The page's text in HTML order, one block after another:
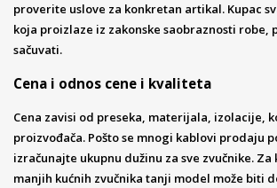
proverite uslove za konkretan artikal. Kupac
koja proizlaze iz zakonske saobraznosti robe,
sačuvati.
Cena i odnos cene i kvaliteta
Cena zavisi od preseka, materijala, izolacije,
proizvođača. Pošto se mnogi kablovi prodaju
izračunajte ukupnu dužinu za sve zvučnike.
manjih kućnih zvučnika tanji model može biti